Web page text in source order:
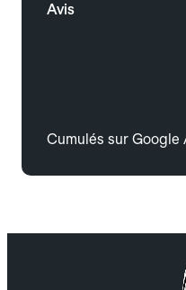
Avis
Cumulés sur Google